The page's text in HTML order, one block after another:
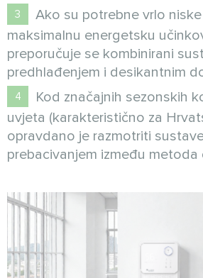
Ako su potrebne vrlo
maksimalnu energetsku
preporučuje se kombinirani
predhlađenjem i desikantnim
Kod značajnih sezonskih
uvjeta (karakteristično za
opravdano je razmotriti
prebacivanjem između metoda